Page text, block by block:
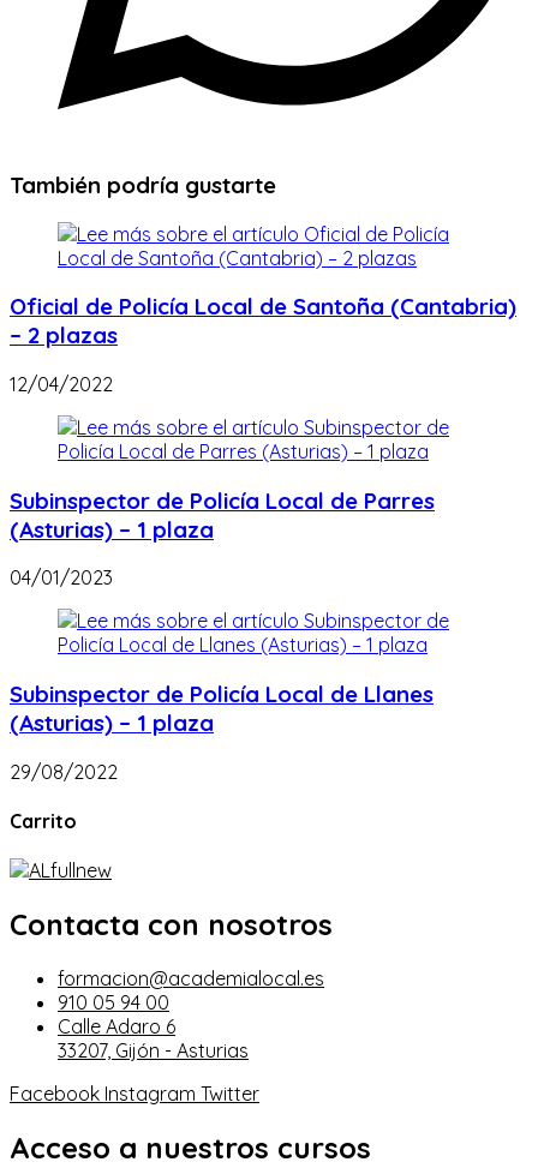
También podría gustarte
Oficial de Policía Local de Santoña (Cantabria)
– 2 plazas
12/04/2022
Subinspector de Policía Local de Parres
(Asturias) – 1 plaza
04/01/2023
Subinspector de Policía Local de Llanes
(Asturias) – 1 plaza
29/08/2022
Carrito
Contacta con nosotros
formacion@academialocal.es
910 05 94 00
Calle Adaro 6
33207, Gijón - Asturias
Facebook Instagram Twitter
Acceso a nuestros cursos